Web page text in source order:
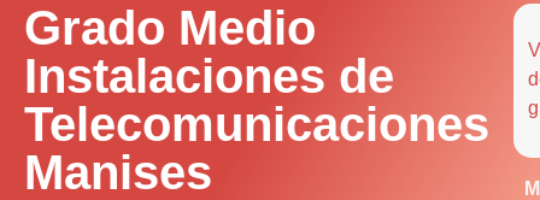
Grado Medio
Instalaciones de
Telecomunicaciones
Manises